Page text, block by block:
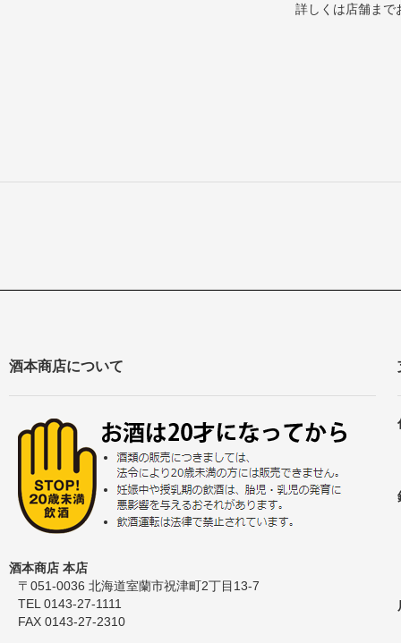
詳しくは店舗まで
酒本商店について
酒本商店 本店
〒051-0036 北海道室蘭市祝津町2丁目13-7
TEL 0143-27-1111
FAX 0143-27-2310